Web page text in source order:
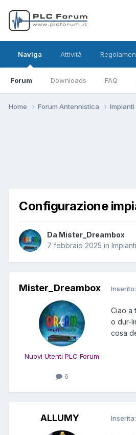
Naviga
Forum Downloads FAQ
Attività
Home Forum Antennistica Impianti
Configurazione
Da Mister_Dreambox
7 febbraio 2025 in
Mister_Dreambox
Nuovi Utenti PLC Forum
6
Inserito:
Ciao a
o dur-
cosa
ALLUMY Inserita: